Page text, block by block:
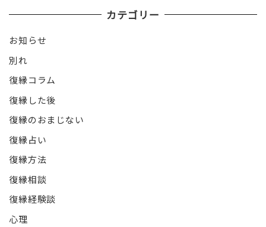
カテゴリー
お知らせ
別れ
復縁コラム
復縁した後
復縁のおまじない
復縁占い
復縁方法
復縁相談
復縁経験談
心理